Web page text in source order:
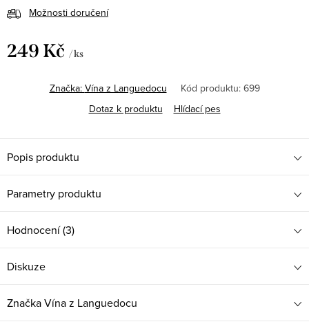
Možnosti doručení
249 Kč / ks
Značka: Vína z Languedocu Kód produktu: 699
Dotaz k produktu
Hlídací pes
Popis produktu
Parametry produktu
Hodnocení (3)
Diskuze
ZnačkaVína z Languedocu